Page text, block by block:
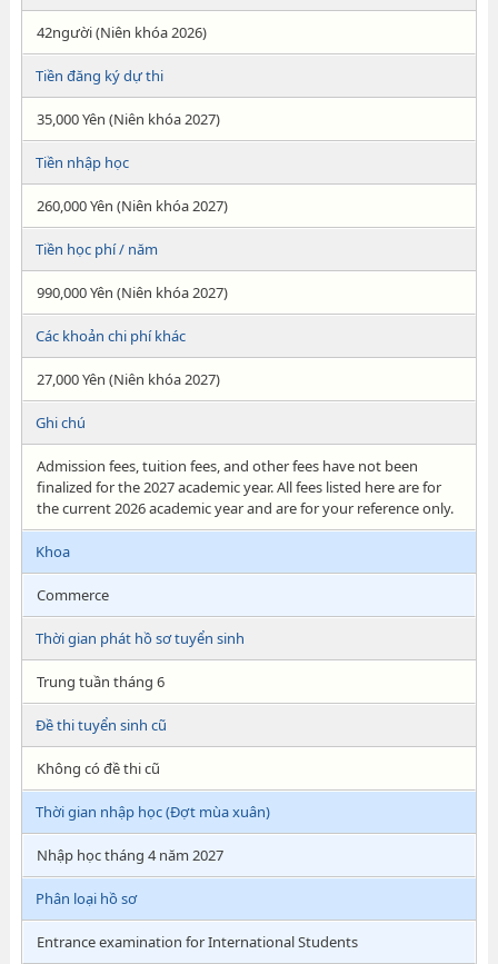
42người (Niên khóa 2026)
Tiền đăng ký dự thi
35,000 Yên (Niên khóa 2027)
Tiền nhập học
260,000 Yên (Niên khóa 2027)
Tiền học phí / năm
990,000 Yên (Niên khóa 2027)
Các khoản chi phí khác
27,000 Yên (Niên khóa 2027)
Ghi chú
Admission fees, tuition fees, and other fees have not been
finalized for the 2027 academic year. All fees listed here are for
the current 2026 academic year and are for your reference only.
Khoa
Commerce
Thời gian phát hồ sơ tuyển sinh
Trung tuần tháng 6
Đề thi tuyển sinh cũ
Không có đề thi cũ
Thời gian nhập học (Đợt mùa xuân)
Nhập học tháng 4 năm 2027
Phân loại hồ sơ
Entrance examination for International Students